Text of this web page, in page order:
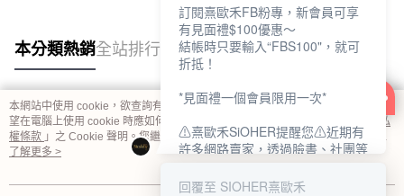
本分類熱銷全站排行
熱門標籤
本網站中使用 cookie，欲查詢有關本網站使用 cookie 方式之詳情，及若您不希
望在電腦上使用 cookie 時應如何變更電腦的 cookie 設定，請參閱本網站「
隱私
權條款 」之 Cookie 聲明。您繼續使用本網站即表示您同意本公司得按本網站使
用條款之 Cookie 聲明使用 cookie。
了解更多 >
訂閱熹歐禾FB粉專，新會員可享
有見面禮$100優惠～
結帳時只要輸入“FBS100"，就可
折抵！
*見面禮一個會員限用一次*
⚠熹歐禾SiOHER提醒您⚠近期有
許多網路賣家，透過臉書、社團等
SiOHER』品牌授權、或有內部管
回覆至 SIOHER熹歐禾